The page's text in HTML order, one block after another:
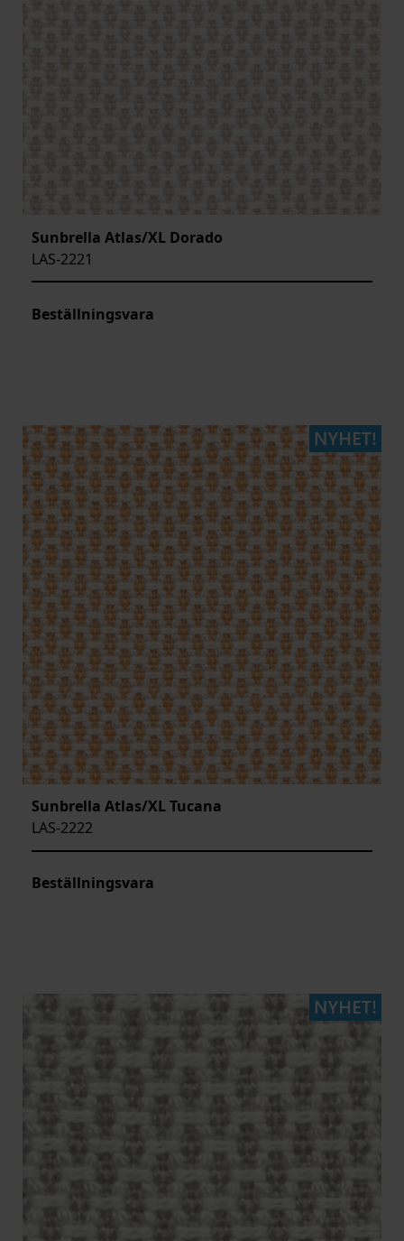
Sunbrella Atlas/XL Dorado
LAS-2221
Beställningsvara
Sunbrella Atlas/XL Tucana
LAS-2222
Beställningsvara